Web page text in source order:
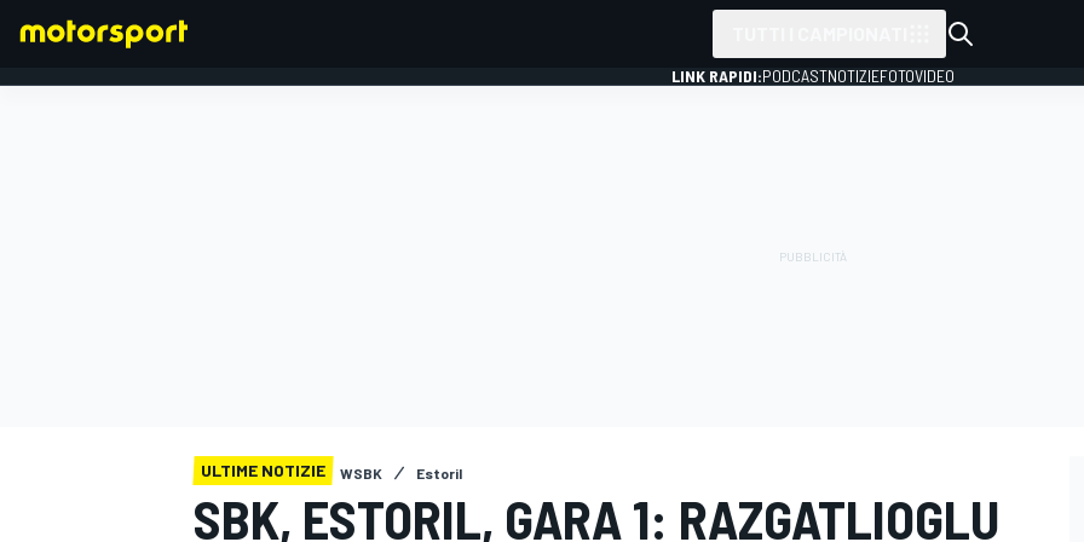
LINK RAPIDI:PODCASTNOTIZIEFOTOVIDEO
ULTIME NOTIZIE WSBK Estoril
SBK, ESTORIL, GARA 1: RAZGATLIOGLU